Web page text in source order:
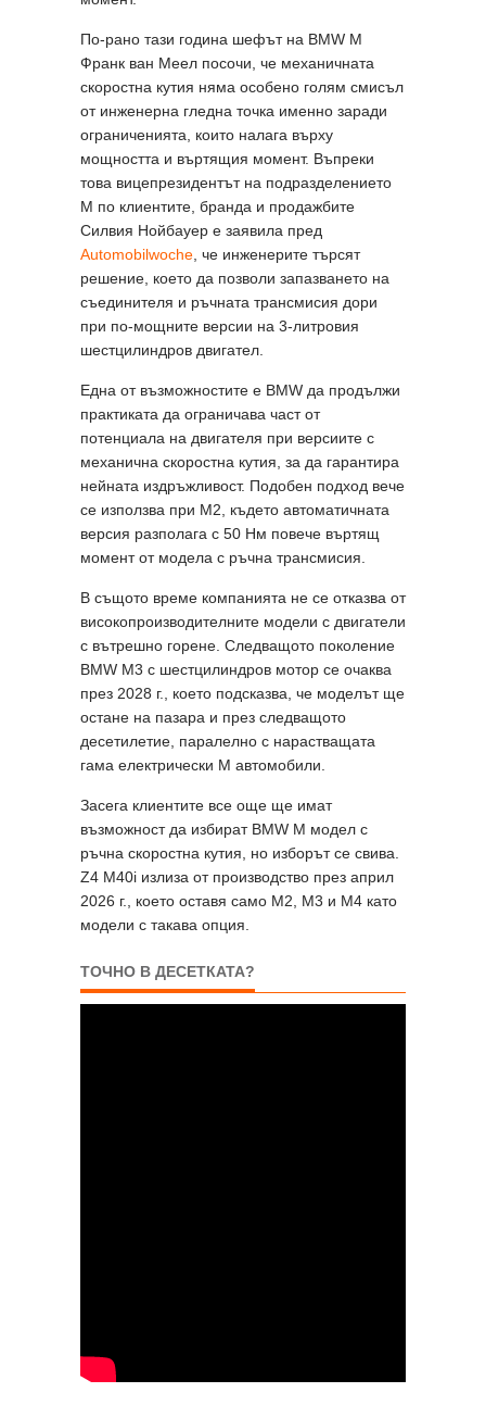
По-рано тази година шефът на BMW M
Франк ван Меел посочи, че механичната
скоростна кутия няма особено голям смисъл
от инженерна гледна точка именно заради
ограниченията, които налага върху
мощността и въртящия момент. Въпреки
това вицепрезидентът на подразделението
M по клиентите, бранда и продажбите
Силвия Нойбауер е заявила пред
Automobilwoche , че инженерите търсят
решение, което да позволи запазването на
съединителя и ръчната трансмисия дори
при по-мощните версии на 3-литровия
шестцилиндров двигател.
Една от възможностите е BMW да продължи
практиката да ограничава част от
потенциала на двигателя при версиите с
механична скоростна кутия, за да гарантира
нейната издръжливост. Подобен подход вече
се използва при M2, където автоматичната
версия разполага с 50 Нм повече въртящ
момент от модела с ръчна трансмисия.
В същото време компанията не се отказва от
високопроизводителните модели с двигатели
с вътрешно горене. Следващото поколение
BMW M3 с шестцилиндров мотор се очаква
през 2028 г., което подсказва, че моделът ще
остане на пазара и през следващото
десетилетие, паралелно с нарастващата
гама електрически M автомобили.
Засега клиентите все още ще имат
възможност да избират BMW M модел с
ръчна скоростна кутия, но изборът се свива.
Z4 M40i излиза от производство през април
2026 г., което оставя само M2, M3 и M4 като
модели с такава опция.
ТОЧНО В ДЕСЕТКАТА?